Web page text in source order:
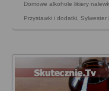
Domowe alkohole likiery
Przystawki i dodatki, Sylwester